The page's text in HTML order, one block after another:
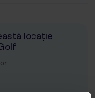
locație